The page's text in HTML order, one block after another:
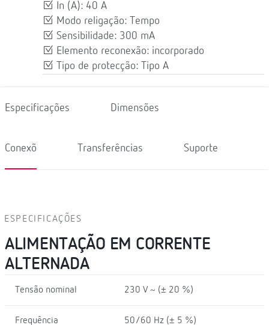
In (A): 40 A
Modo religação: Tempo
Sensibilidade: 300 mA
Elemento reconexão: incorporado
Tipo de protecção: Tipo A
Especificações Dimensões
Conexõ Transferências Suporte
ESPECIFICAÇÕES
ALIMENTAÇÃO EM CORRENTE
ALTERNADA
Tensão nominal 230 V ~ (± 20 %)
Frequência 50/60 Hz (± 5 %)